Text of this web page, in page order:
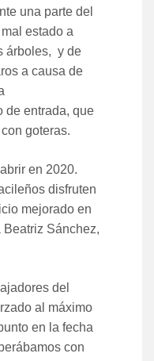
una parte del
estado a
árboles, y de
a causa de
de entrada, que
goteras.
en 2020.
disfruten
mejorado en
Beatriz Sánchez,
del
al máximo
en la fecha
con